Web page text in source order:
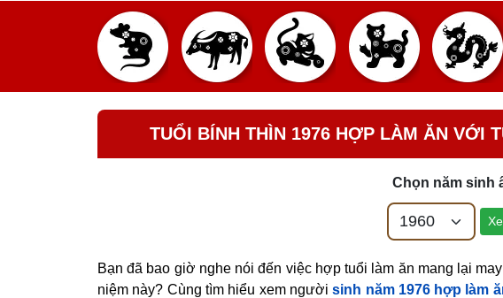
TUỔI BÍNH THÌN 1976 HỢP LÀM ĂN VỚI
Chọn năm sinh
Bạn đã bao giờ nghe nói đến việc hợp tuổi làm ăn mang lại
niệm này? Cùng tìm hiểu xem ngườisinh năm 1976 hợp làm